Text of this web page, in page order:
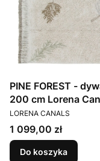
PINE FOREST -
200 cm Lorena
PRODUCENT
LORENA CANALS
Cena
1 099,00 zł
Do koszyka